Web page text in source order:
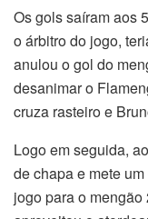
Os gols saíram aos
o árbitro do jogo,
anulou o gol do
desanimar o
cruza rasteiro e
Logo em seguida,
de chapa e mete
jogo para o